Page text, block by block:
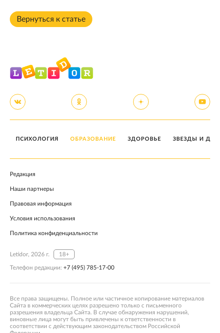
Вернуться к статье
ПСИХОЛОГИЯ ОБРАЗОВАНИЕ ЗДОРОВЬЕ ЗВЕЗДЫ И
Редакция
Наши партнеры
Правовая информация
Условия использования
Политика конфиденциальности
Letidor, 2026 г. 18+
Телефон редакции: +7 (495) 785-17-00
Все права защищены. Полное или частичное копирование материалов
Сайта в коммерческих целях разрешено только с письменного
разрешения владельца Сайта. В случае обнаружения нарушений,
виновные лица могут быть привлечены к ответственности в
соответствии с действующим законодательством Российской